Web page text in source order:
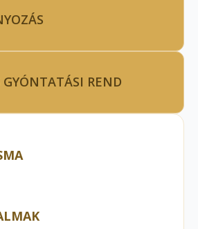
GYÓNTATÁSI REND